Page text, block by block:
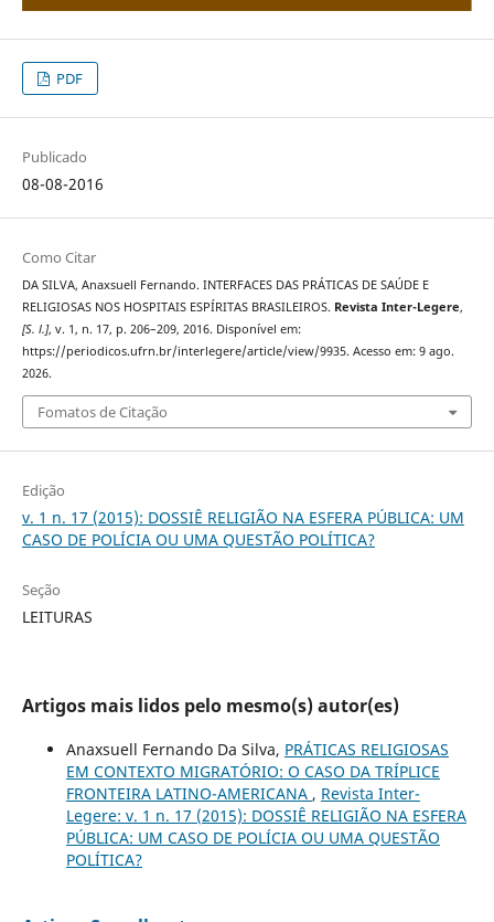
PDF
Publicado
08-08-2016
Como Citar
DA SILVA, Anaxsuell Fernando. INTERFACES DAS PRÁTICAS DE SAÚDE E
RELIGIOSAS NOS HOSPITAIS ESPÍRITAS BRASILEIROS. Revista Inter-Legere,
[S. l.], v. 1, n. 17, p. 206–209, 2016. Disponível em:
https://periodicos.ufrn.br/interlegere/article/view/9935. Acesso em: 9 ago.
2026.
Fomatos de Citação
Edição
v. 1 n. 17 (2015): DOSSIÊ RELIGIÃO NA ESFERA PÚBLICA: UM
CASO DE POLÍCIA OU UMA QUESTÃO POLÍTICA?
Seção
LEITURAS
Artigos mais lidos pelo mesmo(s) autor(es)
Anaxsuell Fernando Da Silva, PRÁTICAS RELIGIOSAS
EM CONTEXTO MIGRATÓRIO: O CASO DA TRÍPLICE
FRONTEIRA LATINO-AMERICANA , Revista Inter-
Legere: v. 1 n. 17 (2015): DOSSIÊ RELIGIÃO NA ESFERA
PÚBLICA: UM CASO DE POLÍCIA OU UMA QUESTÃO
POLÍTICA?